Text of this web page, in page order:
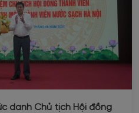
danh Chủ tịch Hội đồng